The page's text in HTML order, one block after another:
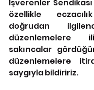
İşverenler
özellikle
doğrudan
düzenlemelere
sakıncalar
düzenlemelere
saygıyla bildiririz.